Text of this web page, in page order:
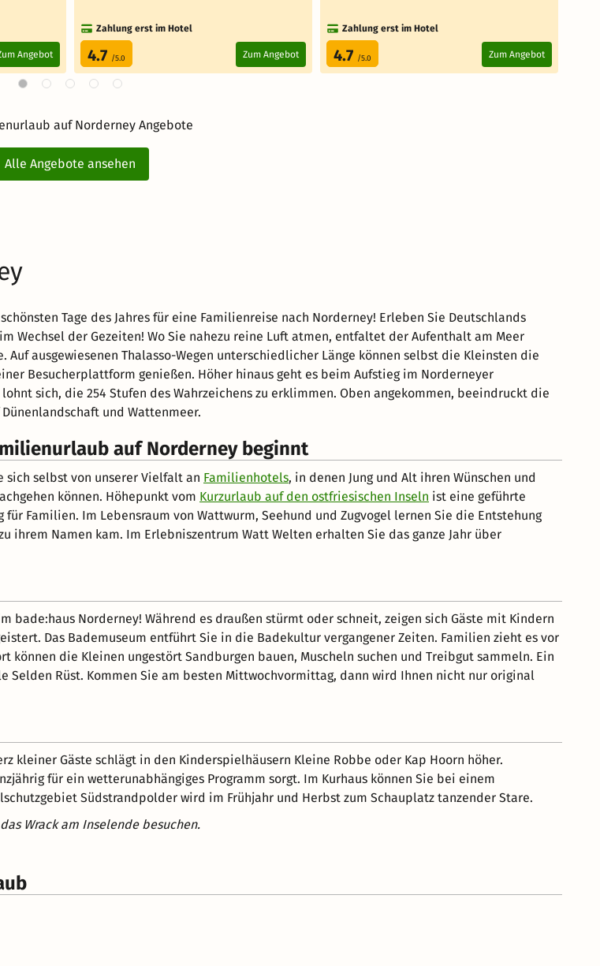
Angebot
Zahlung erst im Hotel
4.7 /5.0 Zum Angebot
Zahlung erst im Hotel
4.7 /5.0 Zum Angebot
auf Norderney Angebote
Alle Angebote ansehen
Tage des Jahres für eine Familienreise nach Norderney! Erleben Sie Deutschlands
Wechsel der Gezeiten! Wo Sie nahezu reine Luft atmen, entfaltet der Aufenthalt am Meer
Auf ausgewiesenen Thalasso-Wegen unterschiedlicher Länge können selbst die Kleinsten die
Besucherplattform genießen. Höher hinaus geht es beim Aufstieg im Norderneyer
sich, die 254 Stufen des Wahrzeichens zu erklimmen. Oben angekommen, beeindruckt die
und Wattenmeer.
auf Norderney beginnt
sich selbst von unserer Vielfalt an Familienhotels, in denen Jung und Alt ihren Wünschen und
können. Höhepunkt vom Kurzurlaub auf den ostfriesischen Inseln ist eine geführte
für Familien. Im Lebensraum von Wattwurm, Seehund und Zugvogel lernen Sie die Entstehung
ihrem Namen kam. Im Erlebniszentrum Watt Welten erhalten Sie das ganze Jahr über
bade:haus Norderney! Während es draußen stürmt oder schneit, zeigen sich Gäste mit Kindern
Das Bademuseum entführt Sie in die Badekultur vergangener Zeiten. Familien zieht es vor
die Kleinen ungestört Sandburgen bauen, Muscheln suchen und Treibgut sammeln. Ein
Rüst. Kommen Sie am besten Mittwochvormittag, dann wird Ihnen nicht nur original
kleiner Gäste schlägt in den Kinderspielhäusern Kleine Robbe oder Kap Hoorn höher.
für ein wetterunabhängiges Programm sorgt. Im Kurhaus können Sie bei einem
Südstrandpolder wird im Frühjahr und Herbst zum Schauplatz tanzender Stare.
Wrack am Inselende besuchen.